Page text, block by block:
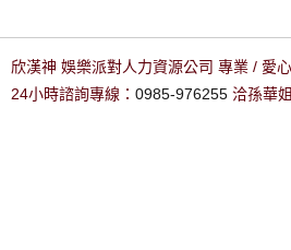
欣漢神 娛樂派對人力資源公司 專業 / 愛
24小時諮詢專線： 0985-976255 洽孫華